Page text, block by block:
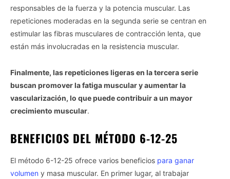
responsables de la fuerza y ​​la potencia muscular. Las
repeticiones moderadas en la segunda serie se centran en
estimular las fibras musculares de contracción lenta, que
están más involucradas en la resistencia muscular.
Finalmente, las repeticiones ligeras en la tercera serie
buscan promover la fatiga muscular y aumentar la
vascularización, lo que puede contribuir a un mayor
crecimiento muscular.
BENEFICIOS DEL MÉTODO 6-12-25
El método 6-12-25 ofrece varios beneficios para ganar
volumen y masa muscular. En primer lugar, al trabajar